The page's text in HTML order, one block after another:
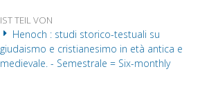
IST TEIL VON
Henoch : studi storico-testuali su
giudaismo e cristianesimo in età antica e
medievale. - Semestrale = Six-monthly